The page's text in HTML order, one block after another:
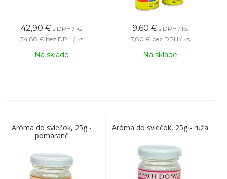
42,90 € s DPH / ks
34,88 € bez DPH / ks
Na sklade
9,60 € s DPH / ks
7,80 € bez DPH / ks
Na sklade
Aróma do sviečok, 25g -
pomaranč
Aróma do sviečok, 25g - ruža